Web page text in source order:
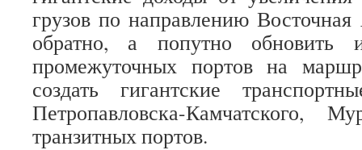
грузов по направлению
обратно, а попутно обновить
промежуточных портов на
создать гигантские
Петропавловска-Камчатского,
транзитных портов.